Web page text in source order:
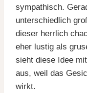
sympathisch.
unterschiedlich
dieser herrlich
eher lustig als
sieht diese Idee
aus, weil das
wirkt.